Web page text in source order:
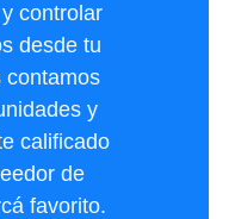
controlar
desde tu
contamos
y
calificado
de
favorito.